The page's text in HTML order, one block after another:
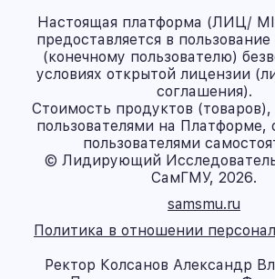
Настоящая платформа (ЛИЦ/
предоставляется в
(конечному пользователю)
условиях открытой лицензии
соглашения).
Стоимость продуктов
пользователями на Платформе,
пользователями
© Лидирующий
СамГМУ, 2026.
samsmu.ru
Политика в отношении
Ректор Колсанов Александр